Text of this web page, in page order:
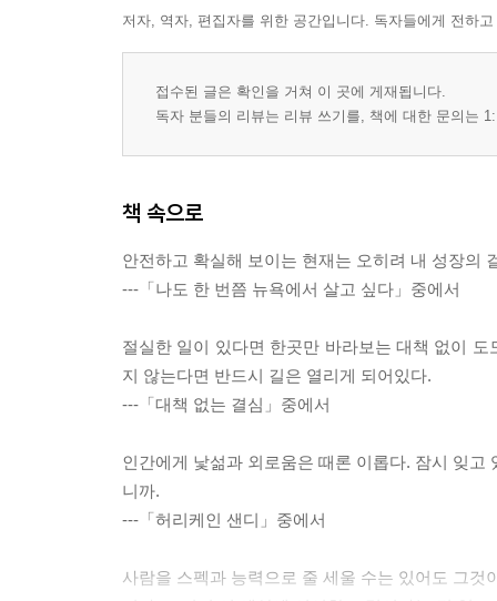
저자, 역자, 편집자를 위한 공간입니다. 독자들에게 전하
접수된 글은 확인을 거쳐 이 곳에 게재됩니다.
독자 분들의 리뷰는 리뷰 쓰기를, 책에 대한 문의는
책 속으로
안전하고 확실해 보이는 현재는 오히려 내 성장의
---「나도 한 번쯤 뉴욕에서 살고 싶다」중에서
절실한 일이 있다면 한곳만 바라보는 대책 없이
지 않는다면 반드시 길은 열리게 되어있다.
---「대책 없는 결심」중에서
인간에게 낯섦과 외로움은 때론 이롭다. 잠시 잊
니까.
---「허리케인 샌디」중에서
사람을 스펙과 능력으로 줄 세울 수는 있어도 그